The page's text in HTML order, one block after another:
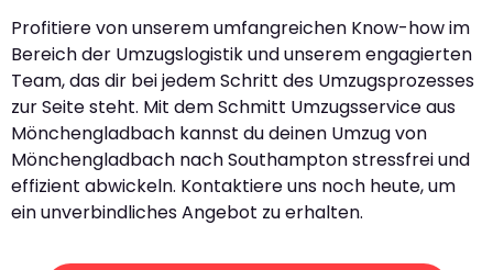
Profitiere von unserem umfangreichen Know-how im
Bereich der Umzugslogistik und unserem engagierten
Team, das dir bei jedem Schritt des Umzugsprozesses
zur Seite steht. Mit dem Schmitt Umzugsservice aus
Mönchengladbach kannst du deinen Umzug von
Mönchengladbach nach Southampton stressfrei und
effizient abwickeln. Kontaktiere uns noch heute, um
ein unverbindliches Angebot zu erhalten.